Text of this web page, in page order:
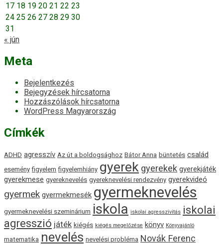
17 18 19 20 21 22 23
24 25 26 27 28 29 30
31
« jún
Meta
Bejelentkezés
Bejegyzések hírcsatorna
Hozzászólások hírcsatorna
WordPress Magyarország
Címkék
ADHD agresszív Az út a boldogsághoz Bátor Anna büntetés család
esemény figyelem figyelemhiány gyerek gyerekek gyerekjáték
gyerekmese gyereknevelés gyereknevelési rendezvény gyerekvideó
gyermek gyermekmesék gyermeknevelés
gyermeknevelési szeminárium iskola iskolai agresszivitás iskolai
agresszió játék kiégés kiégés megelőzése könyv Könyvajánló
matematika nevelés nevelési probléma Novák Ferenc